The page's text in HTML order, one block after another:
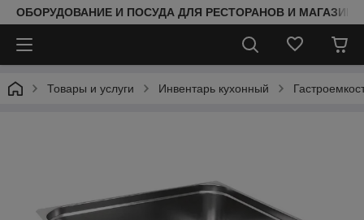
ОБОРУДОВАНИЕ И ПОСУДА ДЛЯ РЕСТОРАНОВ И
Товары и услуги Инвентарь кухонный